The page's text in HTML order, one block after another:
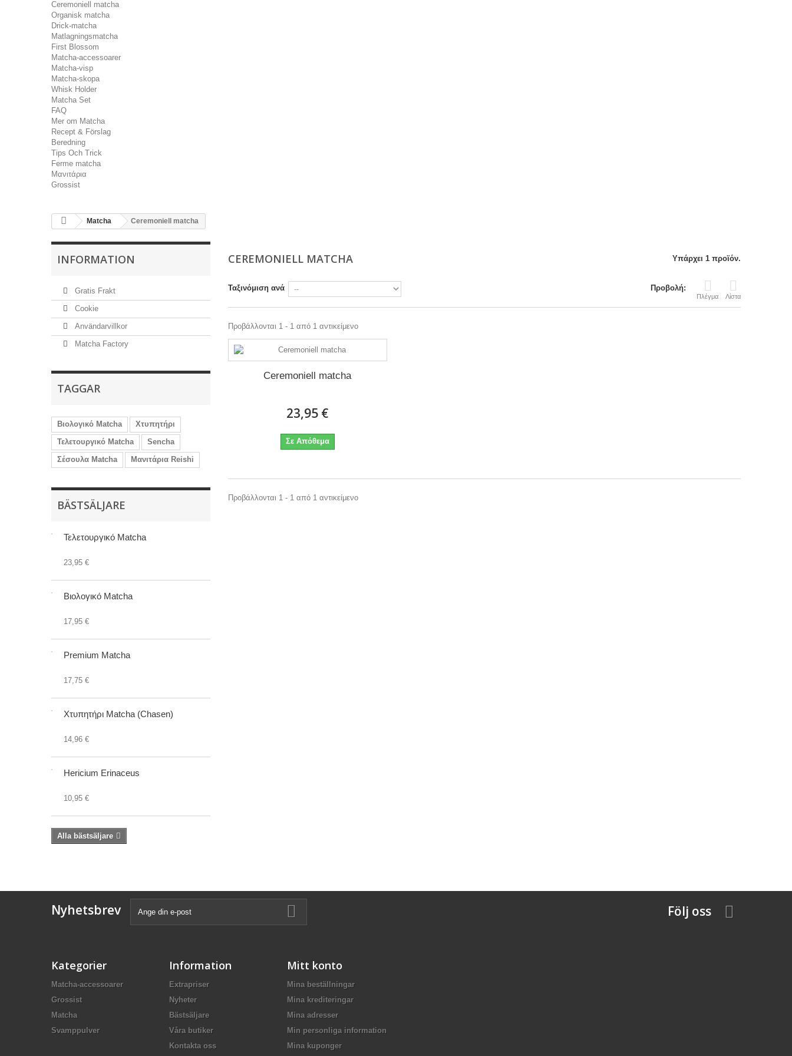
Ceremoniell matcha
Organisk matcha
Drick-matcha
Matlagningsmatcha
First Blossom
Matcha-accessoarer
Matcha-visp
Matcha-skopa
Whisk Holder
Matcha Set
FAQ
Mer om Matcha
Recept & Förslag
Beredning
Tips Och Trick
Ferme matcha
Μανιτάρια
Grossist
Matcha Ceremoniell matcha
INFORMATION
Gratis Frakt
Cookie
Användarvillkor
Matcha Factory
TAGGAR
Βιολογικό Matcha
Χτυπητήρι
Τελετουργικό Matcha
Sencha
Σέσουλα Matcha
Μανιτάρια Reishi
BÄSTSÄLJARE
Τελετουργικό Matcha
23,95 €
Βιολογικό Matcha
17,95 €
Premium Matcha
17,75 €
Χτυπητήρι Matcha (Chasen)
14,96 €
Hericium Erinaceus
10,95 €
Alla bästsäljare
CEREMONIELL MATCHA Υπάρχει 1 προϊόν.
Προβολή:
Πλέγμα Λίστα
Ταξινόμιση ανά
Προβάλλονται 1 - 1 από 1 αντικείμενο
Ceremoniell matcha
23,95 €
Σε Απόθεμα
Προβάλλονται 1 - 1 από 1 αντικείμενο
Nyhetsbrev Följ oss
Kategorier
Matcha-accessoarer
Grossist
Matcha
Svamppulver
Information
Extrapriser
Nyheter
Bästsäljare
Våra butiker
Kontakta oss
Mitt konto
Mina beställningar
Mina krediteringar
Mina adresser
Min personliga information
Mina kuponger